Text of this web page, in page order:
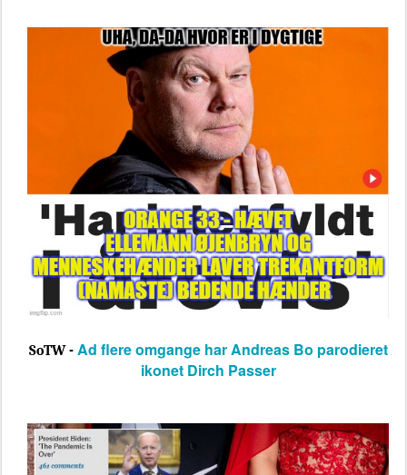
SoTW - Ad flere omgange har Andreas Bo parodieret
ikonet Dirch Passer